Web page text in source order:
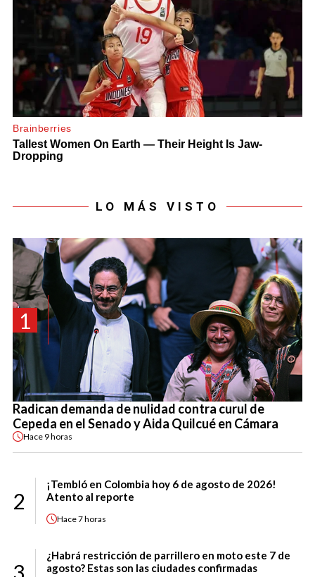
LO MÁS VISTO
1
Radican demanda de nulidad contra curul de
Cepeda en el Senado y Aida Quilcué en Cámara
Hace 9 horas
2
¡Tembló en Colombia hoy 6 de agosto de 2026!
Atento al reporte
Hace7 horas
¿Habrá restricción de parrillero en moto este 7 de
agosto? Estas son las ciudades confirmadas